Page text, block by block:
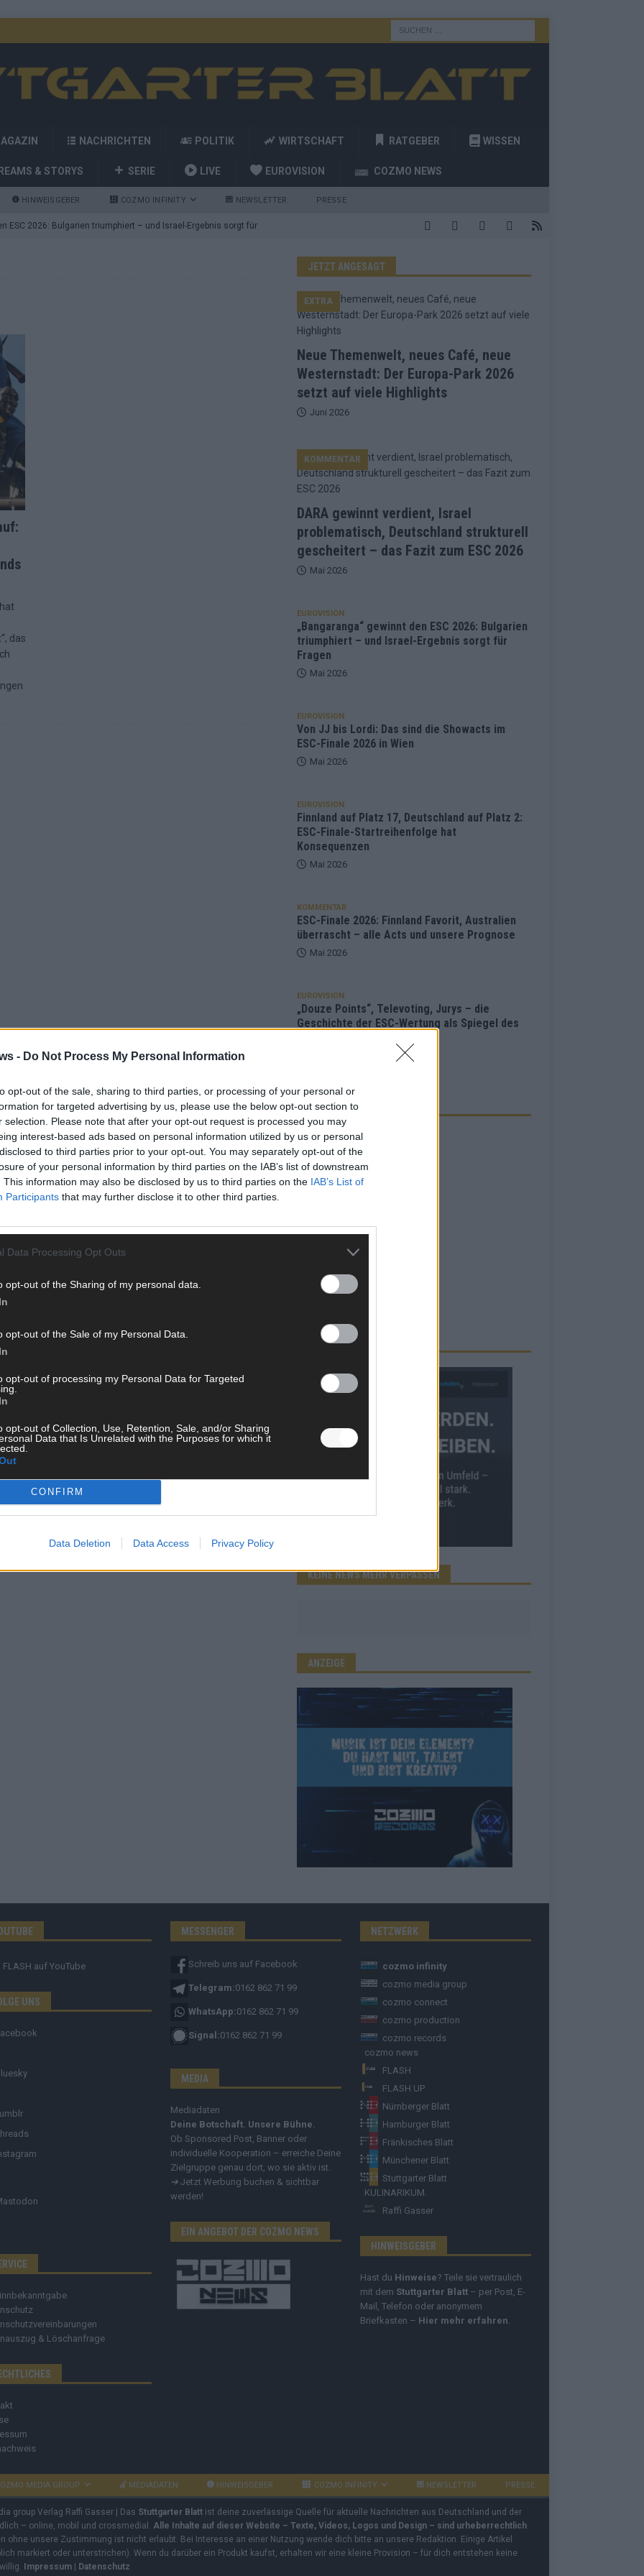
- Do Not Process My Personal Information
opt-out of the sale, sharing to third parties, or processing of your personal or
for targeted advertising by us, please use the below opt-out section to
selection. Please note that after your opt-out request is processed you may
interest-based ads based on personal information utilized by us or personal
to third parties prior to your opt-out. You may separately opt-out of the
of your personal information by third parties on the IAB’s list of downstream
This information may also be disclosed by us to third parties on the IAB’s List of
Participants that may further disclose it to other third parties.
Data Processing Opt Outs
opt-out of the Sharing of my personal data.
opt-out of the Sale of my Personal Data.
opt-out of processing my Personal Data for Targeted
opt-out of Collection, Use, Retention, Sale, and/or Sharing
Data that Is Unrelated with the Purposes for which it
CONFIRM
Data Deletion Data Access Privacy Policy
NACHRICHTEN POLITIK WIRTSCHAFT RATGEBER WISSEN
& STORYS SERIE LIVE EUROVISION COZMO NEWS
HINWEISGEBER COZMO INFINITY NEWSLETTER PRESSE
ESC 2026: Bulgarien triumphiert – und Israel-Ergebnis sorgt für
die Showacts im ESC-Finale 2026 in Wien
auf Platz 2: ESC-Finale-Startreihenfolge hat
Favorit, Australien überrascht – alle Acts und unsere Prognose
Jurys – die Geschichte der ESC-Wertung als Spiegel des
vier Big-Four-Länder, ein Gastgeber – alle Acts im
Walzer zu kurz, Moderation zu provinziell – das Fazit zum
2: Dänemark vorne, Aserbaidschan chancenlos – Zypern
Café, neue Westernstadt: Der Europa-Park 2026 setzt auf viele
problematisch, Deutschland strukturell gescheitert – das
das
JETZT ANGESAGT
Neue Themenwelt, neues Café, neue
Westernstadt: Der Europa-Park 2026
setzt auf viele Highlights
EXTRA
Juni 2026
DARA gewinnt verdient, Israel
problematisch, Deutschland strukturell
gescheitert – das Fazit zum ESC 2026
KOMMENTAR
Mai 2026
EUROVISION
„Bangaranga“ gewinnt den ESC 2026: Bulgarien
triumphiert – und Israel-Ergebnis sorgt für
Fragen
Mai 2026
EUROVISION
Von JJ bis Lordi: Das sind die Showacts im
ESC-Finale 2026 in Wien
Mai 2026
EUROVISION
Finnland auf Platz 17, Deutschland auf Platz 2:
ESC-Finale-Startreihenfolge hat
Konsequenzen
Mai 2026
KOMMENTAR
ESC-Finale 2026: Finnland Favorit, Australien
überrascht – alle Acts und unsere Prognose
Mai 2026
EUROVISION
„Douze Points“, Televoting, Jurys – die
Geschichte der ESC-Wertung als Spiegel des
ANZEIGE
WERBE BEI UNS!
KEINE NEWS MEHR VERPASSEN
ANZEIGE
FLASH auf YouTube
UNS
& Löschanfrage
MESSENGER
Schreib uns auf Facebook
Telegram:0162 862 71 99
WhatsApp:0162 862 71 99
Signal:0162 862 71 99
MEDIA
Mediadaten
Deine Botschaft. Unsere Bühne.
Ob Sponsored Post, Banner oder
individuelle Kooperation – erreiche Deine
Zielgruppe genau dort, wo sie aktiv ist.
➔ Jetzt Werbung buchen & sichtbar
werden!
EIN ANGEBOT DER COZMO NEWS
NETZWERK
cozmo infinity
cozmo media group
cozmo connect
cozmo production
cozmo records
cozmo news
FLASH
FLASH UP
Nürnberger Blatt
Hamburger Blatt
Fränkisches Blatt
Münchener Blatt
Stuttgarter Blatt
KULINARIKUM.
Raffi Gasser
HINWEISGEBER
Hast du Hinweise? Teile sie vertraulich
mit dem Stuttgarter Blatt – per Post, E-
Mail, Telefon oder anonymem
Briefkasten – Hier mehr erfahren
MEDIA GROUP MEDIADATEN HINWEISGEBER COZMO INFINITY NEWSLETTER PRESSE
group Verlag Raffi Gasser | Das Stuttgarter Blatt ist deine zuverlässige Quelle für aktuelle Nachrichten aus Deutschland und der
– online, mobil und crossmedial. Alle Inhalte auf dieser Website – Texte, Videos, Logos und Design – sind urheberrechtlich
ohne unsere Zustimmung ist nicht erlaubt. Bei Interesse an einer Nutzung wende dich bitte an unsere Redaktion. Einige Artikel
markiert oder unterstrichen). Wenn du darüber ein Produkt kaufst, erhalten wir eine kleine Provision – für dich entstehen keine
Impressum | Datenschutz